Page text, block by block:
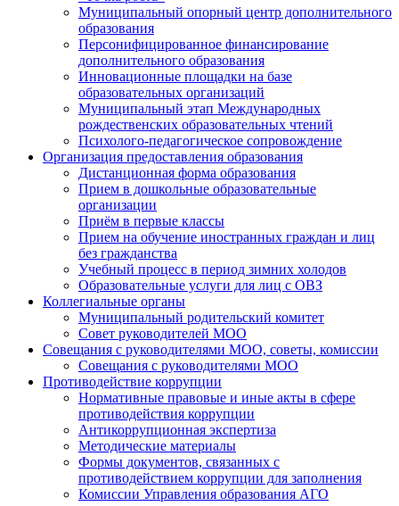
Муниципальный опорный центр дополнительного
образования
Персонифицированное финансирование
дополнительного образования
Инновационные площадки на базе
образовательных организаций
Муниципальный этап Международных
рождественских образовательных чтений
Психолого-педагогическое сопровождение
Организация предоставления образования
Дистанционная форма образования
Прием в дошкольные образовательные
организации
Приём в первые классы
Прием на обучение иностранных граждан и лиц
без гражданства
Учебный процесс в период зимних холодов
Образовательные услуги для лиц с ОВЗ
Коллегиальные органы
Муниципальный родительский комитет
Совет руководителей МОО
Совещания с руководителями МОО, советы, комиссии
Совещания с руководителями МОО
Противодействие коррупции
Нормативные правовые и иные акты в сфере
противодействия коррупции
Антикоррупционная экспертиза
Методические материалы
Формы документов, связанных с
противодействием коррупции для заполнения
Комиссии Управления образования АГО